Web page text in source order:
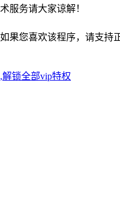
服务请大家谅解！
果您喜欢该程序，请支
锁全部vip特权